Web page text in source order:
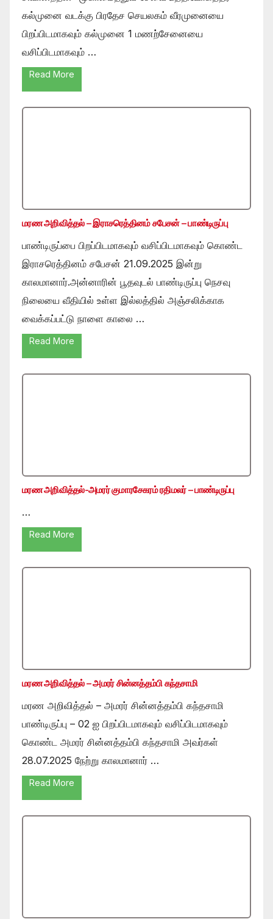
கல்முனை வடக்கு பிரதேச செயலகம் வீரமுனையை
பிறப்பிடமாகவும் கல்முனை 1 மணற்சேனையை
வசிப்பிடமாகவும் …
Read More
மரண அறிவித்தல் – இராசரெத்தினம் சபேசன் – பாண்டிருப்பு
பாண்டிருப்பை பிறப்பிடமாகவும் வசிப்பிடமாகவும் கொண்ட
இராசரெத்தினம் சபேசன் 21.09.2025 இன்று
காலமானார்.அன்னாரின் பூதவுடல் பாண்டிருப்பு நெசவு
நிலையை வீதியில் உள்ள இல்லத்தில் அஞ்சலிக்காக
வைக்கப்பட்டு நாளை காலை …
Read More
மரண அறிவித்தல்-அமரர் குமாரசேகரம் ரதிமலர் – பாண்டிருப்பு
…
Read More
மரண அறிவித்தல் – அமரர் சின்னத்தம்பி கந்தசாமி
மரண அறிவித்தல் – அமரர் சின்னத்தம்பி கந்தசாமி
பாண்டிருப்பு – 02 ஐ பிறப்பிடமாகவும் வசிப்பிடமாகவும்
கொண்ட அமரர் சின்னத்தம்பி கந்தசாமி அவர்கள்
28.07.2025 நேற்று காலமானார் …
Read More